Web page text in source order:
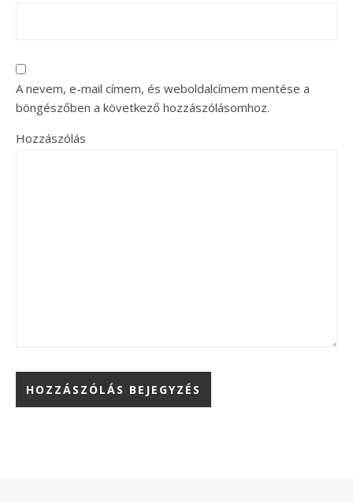
A nevem, e-mail címem, és weboldalcímem mentése a
böngészőben a következő hozzászólásomhoz.
Hozzászólás